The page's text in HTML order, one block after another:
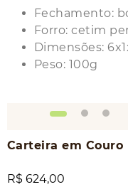
Fechamento:
Forro: cetim
Dimensões:
Peso: 100g
Carteira em Couro
R$ 624,00